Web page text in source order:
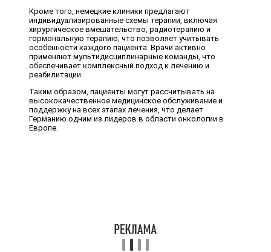
Кроме того, немецкие клиники предлагают
индивидуализированные схемы терапии, включая
хирургическое вмешательство, радиотерапию и
гормональную терапию, что позволяет учитывать
особенности каждого пациента. Врачи активно
применяют мультидисциплинарные команды, что
обеспечивает комплексный подход к лечению и
реабилитации.
Таким образом, пациенты могут рассчитывать на
высококачественное медицинское обслуживание и
поддержку на всех этапах лечения, что делает
Германию одним из лидеров в области онкологии в
Европе.